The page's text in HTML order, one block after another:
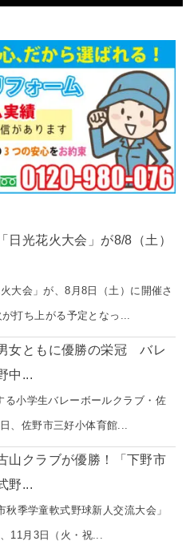
日光花火大会」が8/8（土）
火大会」が、8月8日（土）に開催さ
打ち上がる予定となっ...
女ともに優勝の栄冠 バレ
中...
る小学生バレーボールクラブ・佐
、佐野市三好小体育館...
山クラブが優勝！「下野市
野...
秋季学童軟式野球新人交流大会」
11月3日（火・祝...